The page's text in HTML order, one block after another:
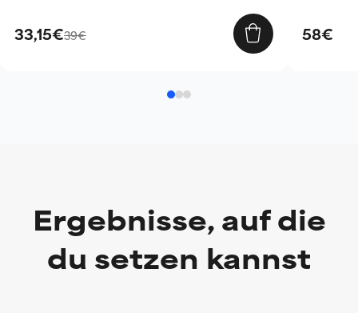
33,15€39€ 58€
Ergebnisse, auf die
du setzen kannst